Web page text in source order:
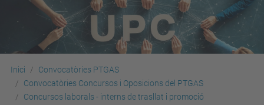
Inici
Convocatòries PTGAS
Convocatòries Concursos i Oposicions del PTGAS
Concursos laborals - interns de trasllat i promoció